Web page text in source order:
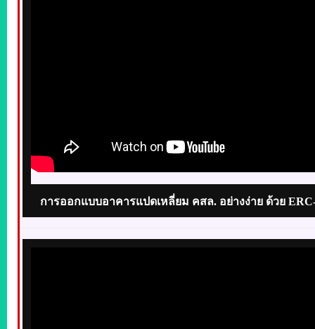
การออกแบบอาคารแปดเหลี่ยม คสล. อย่างง่าย ด้วย